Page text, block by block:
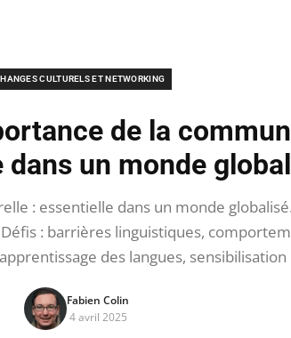
CULTURELS ET NETWORKING
de la
un monde
: essentielle dans un monde
: barrières linguistiques,
des langues,
Fabien Colin
4 avril 2025